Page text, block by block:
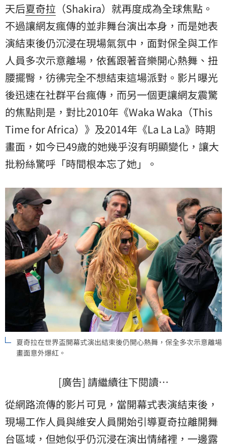
天后夏奇拉 （Shakira）就再度成為全球焦點。
不過讓網友瘋傳的並非舞台演出本身，而是她表
演結束後仍沉浸在現場氣氛中，面對保全與工作
人員多次示意離場，依舊跟著音樂開心熱舞、扭
腰擺臀，彷彿完全不想結束這場派對。影片曝光
後迅速在社群平台瘋傳，而另一個更讓網友震驚
的焦點則是，對比2010年《Waka Waka（This
Time for Africa）》及2014年《La La La》時期
畫面，如今已49歲的她幾乎沒有明顯變化，讓大
批粉絲驚呼「時間根本忘了她」。
夏奇拉在世界盃開幕式演出結束後仍開心熱舞，保全多次示意離場
畫面意外爆紅。
[廣告] 請繼續往下閱讀…
從網路流傳的影片可見，當開幕式表演結束後，
現場工作人員與維安人員開始引導夏奇拉離開舞
台區域，但她似乎仍沉浸在演出情緒裡，一邊露